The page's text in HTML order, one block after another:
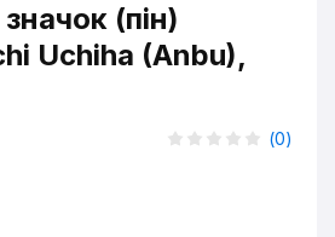
(пін)
Uchiha (Anbu),
(0)